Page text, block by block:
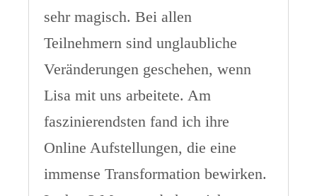
sehr magisch. Bei allen
Teilnehmern sind unglaubliche
Veränderungen geschehen, wenn
Lisa mit uns arbeitete. Am
faszinierendsten fand ich ihre
Online Aufstellungen, die eine
immense Transformation bewirken.